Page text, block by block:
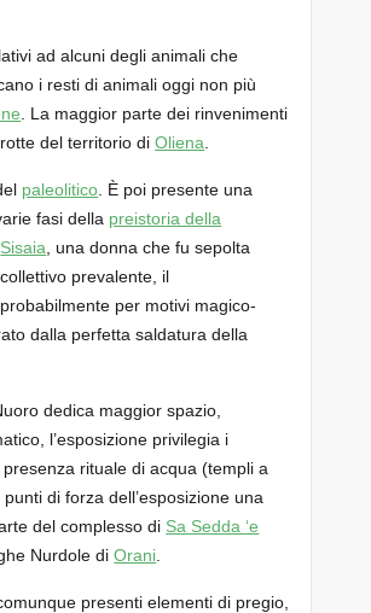
ad alcuni degli animali che
i resti di animali oggi non più
. La maggior parte dei rinvenimenti
del territorio diOliena
paleolitico . È poi presente una
fasi della preistoria della
Sisaia , una donna che fu sepolta
prevalente, il
per motivi magico-
dalla perfetta saldatura della
dedica maggior spazio,
l’esposizione privilegia i
rituale di acqua (templi a
di forza dell’esposizione una
del complesso di Sa Sedda ‘e
Nurdole diOrani
presenti elementi di pregio,